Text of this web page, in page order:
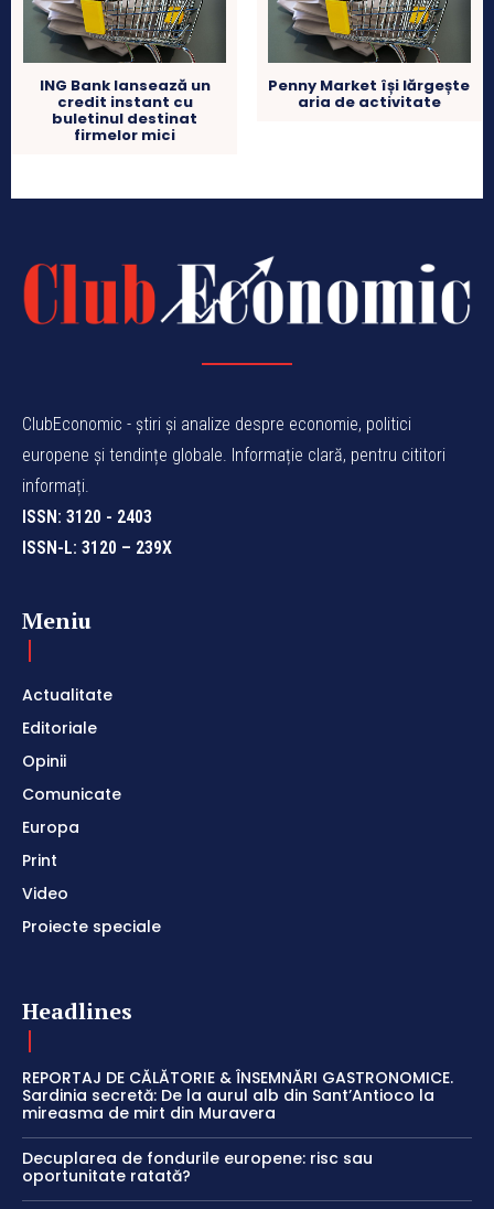
ING Bank lansează un
credit instant cu
buletinul destinat
firmelor mici
Penny Market își lărgește
aria de activitate
ClubEconomic - știri și analize despre economie, politici
europene și tendințe globale. Informație clară, pentru cititori
informați.
ISSN: 3120 - 2403
ISSN-L: 3120 – 239X
Meniu
Actualitate
Editoriale
Opinii
Comunicate
Europa
Print
Video
Proiecte speciale
Headlines
REPORTAJ DE CĂLĂTORIE & ÎNSEMNĂRI GASTRONOMICE.
Sardinia secretă: De la aurul alb din Sant’Antioco la
mireasma de mirt din Muravera
Decuplarea de fondurile europene: risc sau
oportunitate ratată?